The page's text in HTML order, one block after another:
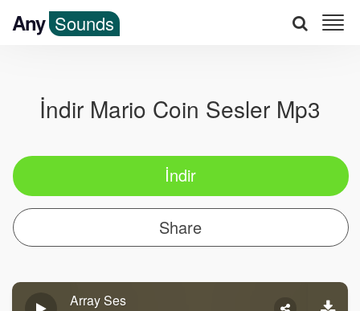
Any Sounds
İndir Mario Coin Sesler Mp3
İndir
Share
Array Ses